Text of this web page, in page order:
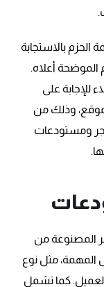
بالاستجابة
الموضحة أعلاه.
على
وذلك من
ومستودعات
المصنوعة من
المهمة، مثل نوع
كما تشمل